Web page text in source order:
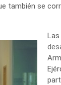
también se